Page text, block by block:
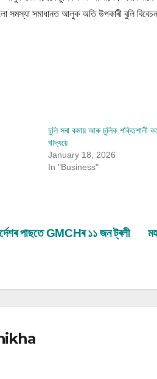
সমস্যা সমাধানত আলুক অতি উপকাৰী বুলি
চুলি সৰা কমায় আৰু চুলিক শক্তিশালী
খাদ্যয়ে
January 18, 2026
In "Business"
পাছতে GMCHৰ ১১ জন ট্ৰলী